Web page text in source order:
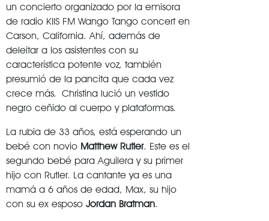
un concierto organizado por la emisora
de radio KIIS FM Wango Tango concert en
Carson, California. Ahí, además de
deleitar a los asistentes con su
característica potente voz, también
presumió de la pancita que cada vez
crece más. Christina lució un vestido
negro ceñido al cuerpo y plataformas.
La rubia de 33 años, está esperando un
bebé con novio Matthew Rutler. Este es el
segundo bebé para Aguilera y su primer
hijo con Rutler. La cantante ya es una
mamá a 6 años de edad, Max, su hijo
con su ex esposo Jordan Bratman.